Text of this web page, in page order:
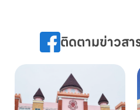
075-691910ติดตามข่าวสา